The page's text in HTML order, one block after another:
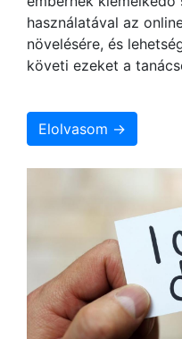
használatával az
növelésére, és
követi ezeket a
Elolvasom →